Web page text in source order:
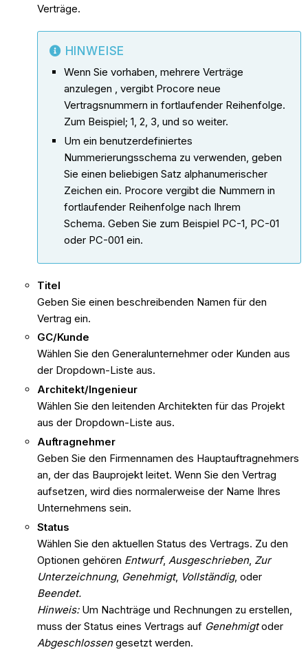
Verträge.
HINWEISE
Wenn Sie vorhaben, mehrere Verträge
anzulegen , vergibt Procore neue
Vertragsnummern in fortlaufender Reihenfolge.
Zum Beispiel; 1, 2, 3, und so weiter.
Um ein benutzerdefiniertes
Nummerierungsschema zu verwenden, geben
Sie einen beliebigen Satz alphanumerischer
Zeichen ein. Procore vergibt die Nummern in
fortlaufender Reihenfolge nach Ihrem
Schema. Geben Sie zum Beispiel PC-1, PC-01
oder PC-001 ein.
Titel
Geben Sie einen beschreibenden Namen für den
Vertrag ein.
GC/Kunde
Wählen Sie den Generalunternehmer oder Kunden aus
der Dropdown-Liste aus.
Architekt/Ingenieur
Wählen Sie den leitenden Architekten für das Projekt
aus der Dropdown-Liste aus.
Auftragnehmer
Geben Sie den Firmennamen des Hauptauftragnehmers
an, der das Bauprojekt leitet. Wenn Sie den Vertrag
aufsetzen, wird dies normalerweise der Name Ihres
Unternehmens sein.
Status
Wählen Sie den aktuellen Status des Vertrags. Zu den
Optionen gehören Entwurf, Ausgeschrieben, Zur
Unterzeichnung, Genehmigt, Vollständig, oder
Beendet.
Hinweis: Um Nachträge und Rechnungen zu erstellen,
muss der Status eines Vertrags auf Genehmigtoder
Abgeschlossengesetzt werden.